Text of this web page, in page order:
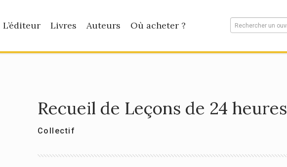
L’éditeur Livres Auteurs Où acheter ?
Recueil de Leçons de 24 heures
Collectif